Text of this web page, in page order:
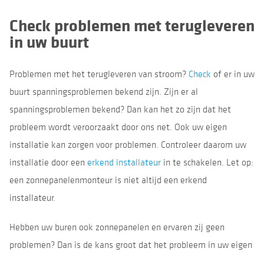
Check problemen met terugleveren
in uw buurt
Problemen met het terugleveren van stroom? Check of er in uw
buurt spanningsproblemen bekend zijn. Zijn er al
spanningsproblemen bekend? Dan kan het zo zijn dat het
probleem wordt veroorzaakt door ons net. Ook uw eigen
installatie kan zorgen voor problemen. Controleer daarom uw
installatie door een erkend installateur in te schakelen. Let op:
een zonnepanelenmonteur is niet altijd een erkend
installateur.
Hebben uw buren ook zonnepanelen en ervaren zij geen
problemen? Dan is de kans groot dat het probleem in uw eigen